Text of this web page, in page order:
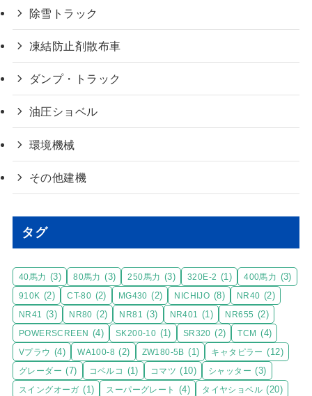
除雪トラック
凍結防止剤散布車
ダンプ・トラック
油圧ショベル
環境機械
その他建機
タグ
40馬力 (3) 80馬力 (3) 250馬力 (3) 320E-2 (1) 400馬力 (3)
910K (2) CT-80 (2) MG430 (2) NICHIJO (8) NR40 (2)
NR41 (3) NR80 (2) NR81 (3) NR401 (1) NR655 (2)
POWERSCREEN (4) SK200-10 (1) SR320 (2) TCM (4)
Vプラウ (4) WA100-8 (2) ZW180-5B (1) キャタピラー (12)
グレーダー (7) コベルコ (1) コマツ (10) シャッター (3)
スイングオーガ (1) スーパーグレート (4) タイヤショベル (20)